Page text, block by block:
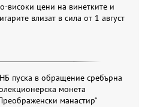
високи цени на винетките и
влизат в сила от 1 август
пуска в обращение сребърна
монета
манастир“